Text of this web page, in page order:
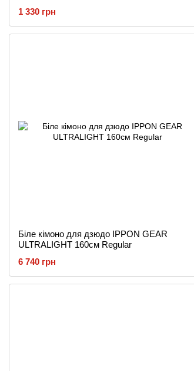
1 330 грн
Біле кімоно для дзюдо IPPON GEAR
ULTRALIGHT 160см Regular
6 740 грн